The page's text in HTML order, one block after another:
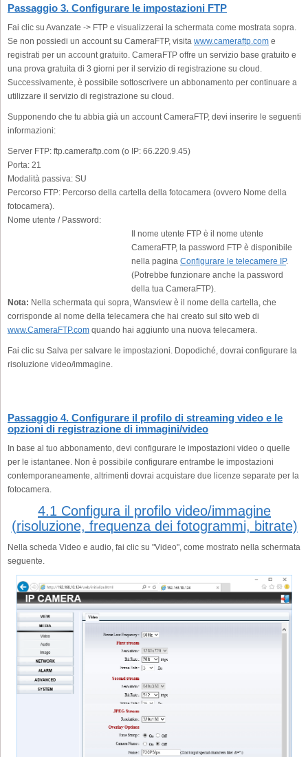
Passaggio 3. Configurare le impostazioni FTP
Fai clic su Avanzate -> FTP e visualizzerai la schermata come mostrata sopra.
Se non possiedi un account su CameraFTP, visita www.cameraftp.com e
registrati per un account gratuito. CameraFTP offre un servizio base gratuito e
una prova gratuita di 3 giorni per il servizio di registrazione su cloud.
Successivamente, è possibile sottoscrivere un abbonamento per continuare a
utilizzare il servizio di registrazione su cloud.
Supponendo che tu abbia già un account CameraFTP, devi inserire le seguenti
informazioni:
Server FTP: ftp.cameraftp.com (o IP: 66.220.9.45)
Porta: 21
Modalità passiva: SU
Percorso FTP: Percorso della cartella della fotocamera (ovvero Nome della
fotocamera).
Nome utente / Password:
Il nome utente FTP è il nome utente
CameraFTP, la password FTP è disponibile
nella pagina Configurare le telecamere IP.
(Potrebbe funzionare anche la password
della tua CameraFTP).
Nota: Nella schermata qui sopra, Wansview è il nome della cartella, che
corrisponde al nome della telecamera che hai creato sul sito web di
www.CameraFTP.com quando hai aggiunto una nuova telecamera.
Fai clic su Salva per salvare le impostazioni. Dopodiché, dovrai configurare la
risoluzione video/immagine.
Passaggio 4. Configurare il profilo di streaming video e le
opzioni di registrazione di immagini/video
In base al tuo abbonamento, devi configurare le impostazioni video o quelle
per le istantanee. Non è possibile configurare entrambe le impostazioni
contemporaneamente, altrimenti dovrai acquistare due licenze separate per la
fotocamera.
4.1 Configura il profilo video/immagine
(risoluzione, frequenza dei fotogrammi, bitrate)
Nella scheda Video e audio, fai clic su "Video", come mostrato nella schermata
seguente.